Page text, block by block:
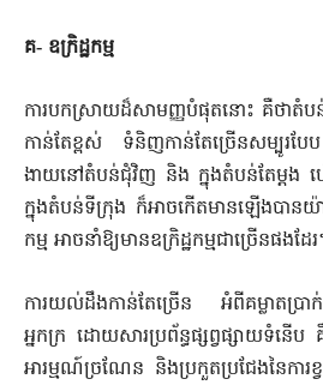
គ‑ ឧក្រិដ្ឋកម្ម
ការបកស្រាយដ៏សាមញ្ញបំផុតនោះ គឺថាតំ
កាន់តែខ្ពស់ ទំនិញកាន់តែច្រើនសម្បូរ
ងាយនៅតំបន់ជុំវិញ និង ក្នុងតំបន់តែម្តង ហើ
ក្នុងតំបន់ទីក្រុង ក៏អាចកើតមានឡើងបា
កម្ម អាចនាំឱ្យមានឧក្រិដ្ឋកម្មជាច្រើនផងដែ
ការយល់​ដឹងកាន់តែច្រើន អំពីគម្លាតប្
អ្នកក្រ ​ដោយសារប្រព័ន្ធផ្សព្វផ្សាយទំនើ
អារម្មណ៍​ច្រណែន និងប្រកួតប្រជែងនៃក